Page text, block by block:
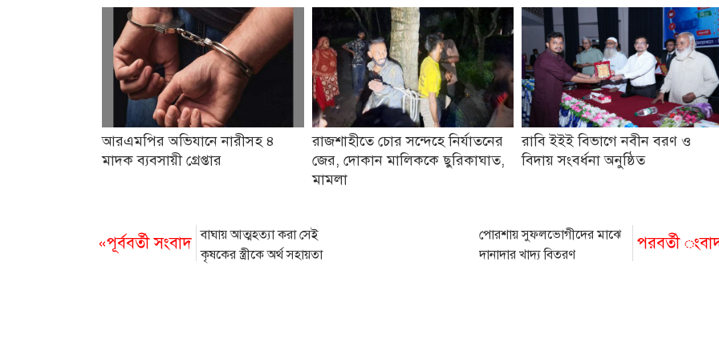
আরএমপির অভিযানে নারীসহ ৪
মাদক ব্যবসায়ী গ্রেপ্তার
রাজশাহীতে চোর সন্দেহে নির্যাতনের
জের, দোকান মালিককে ছুরিকাঘাত,
মামলা
রাবি ইইই বিভাগে নবীন বরণ ও
বিদায় সংবর্ধনা অনুষ্ঠিত
«পূর্ববর্তী সংবাদ বাঘায় আত্মহত্যা করা সেই
কৃষকের স্ত্রীকে অর্থ সহায়তা
পরবর্তী
পোরশায় সুফলভোগীদের মাঝে
দানাদার খাদ্য বিতরণ